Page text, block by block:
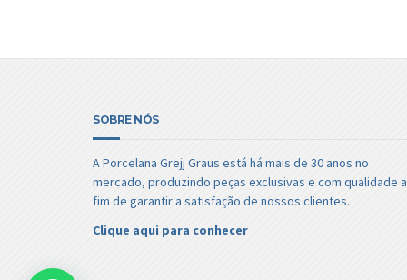
SOBRE NÓS
A Porcelana Grejj Graus está há mais de 30 anos no
mercado, produzindo peças exclusivas e com qualidade a
fim de garantir a satisfação de nossos clientes.
Clique aqui para conhecer